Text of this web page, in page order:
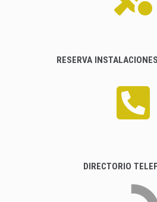
RESERVA
DIRECTORIO